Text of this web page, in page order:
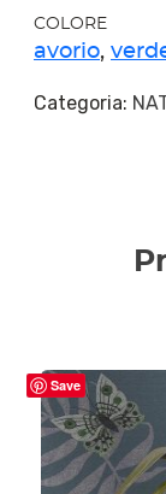
COLORE
avorio,
Categoria:
Save